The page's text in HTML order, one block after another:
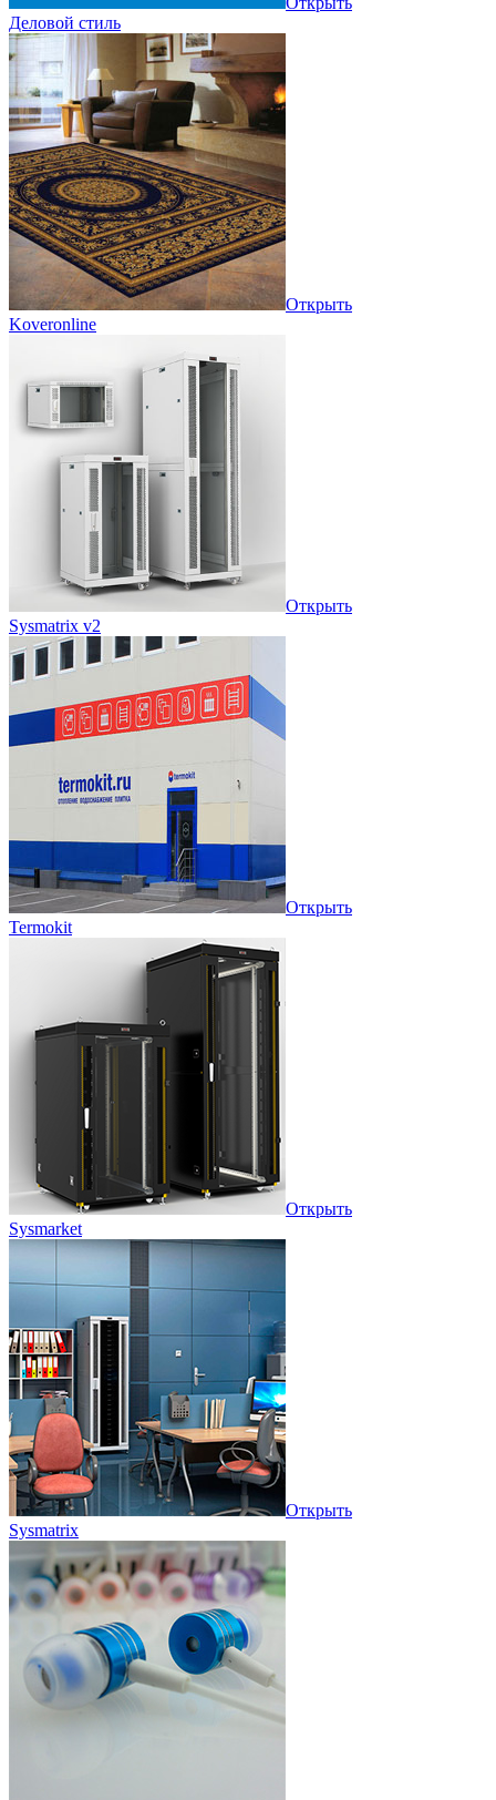
Деловой стиль
Открыть
Koveronline
Открыть
Sysmatrix v2
Открыть
Termokit
Открыть
Sysmarket
Открыть
Sysmatrix